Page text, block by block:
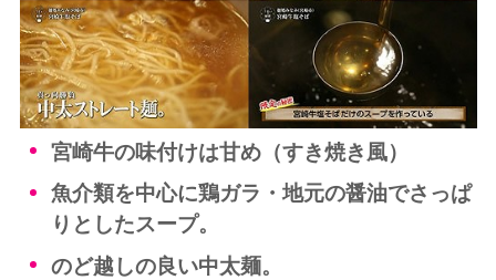
宮崎牛の味付けは甘め（すき焼き風）
魚介類を中心に鶏ガラ・地元の醤油でさっぱ
りとしたスープ。
のど越しの良い中太麺。